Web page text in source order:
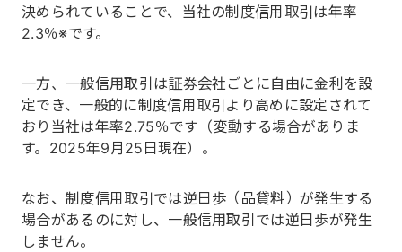
決められていることで、当社の制度信用取引は年率
2.3％※です。
一方、一般信用取引は証券会社ごとに自由に金利を設
定でき、一般的に制度信用取引より高めに設定されて
おり当社は年率2.75％です（変動する場合がありま
す。2025年9月25日現在）。
なお、制度信用取引では逆日歩（品貸料）が発生する
場合があるのに対し、一般信用取引では逆日歩が発生
しません。